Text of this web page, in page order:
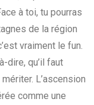
à toi, tu pourras
de la région
vraiment le fun.
dire, qu’il faut
L’ascension
comme une